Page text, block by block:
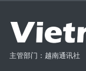
主管部门：越南通讯社